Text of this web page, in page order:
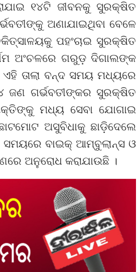
୧୪ଟି ଜୀବନକୁ ସୁରକ୍ଷିତ
ଅଣାଯାଇଥିବା ବେଳେ
ପହଂଚାଇ ସୁରକ୍ଷିତ
ଅଂଚଳରେ ଗରୁଡ଼ ଦିଗାଲଙ୍କ
ତାଲା ବନ୍ଦ ସମୟ ମଧ୍ୟରେ
ଜଣ ଗର୍ଭବତୀଙ୍କର ସୁରକ୍ଷିତ
ମଧ୍ୟ ସେବା ଯୋଗାଇ
ଅସୁବିଧାକୁ ଛାଡ଼ିଦେଲେ
ବାଇକ୍ ଆମ୍ବୁଲାନ୍ସ ଓ
ଅନୁରୋଧ କରାଯାଉଛି ।